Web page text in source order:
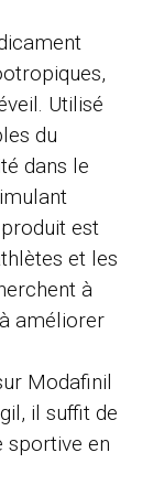
Utilisé
du
dans le
est
et les
à
améliorer
Modafinil
il suffit de
sportive en